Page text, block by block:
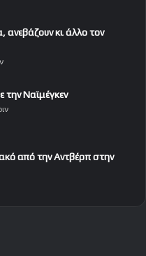
ανεβάζουν κι άλλο τον
την Ναϊμέγκεν
από την Αντβέρπ στην